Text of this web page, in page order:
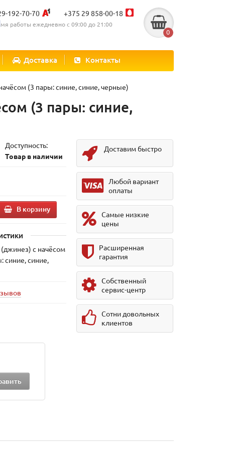
192-70-70 +375 29 858-00-18
работы ежедневно с 09:00 до 21:00
0
Доставка Контакты
(3 пары: синие, синие, черные)
(3 пары: синие,
Доступность:
Товар в наличии
В корзину
с начёсом
синие, синие,
Доставим быстро
Любой вариант
оплаты
Самые низкие
цены
Расширенная
гарантия
Собственный
сервис-центр
Сотни довольных
клиентов